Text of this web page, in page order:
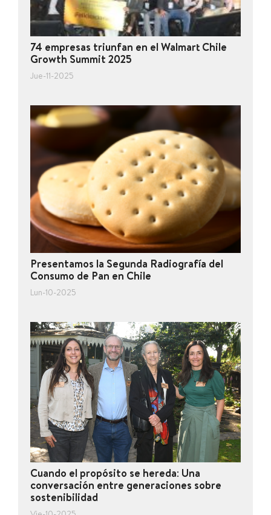
74 empresas triunfan en el Walmart Chile
Growth Summit 2025
Jue-11-2025
Presentamos la Segunda Radiografía del
Consumo de Pan en Chile
Lun-10-2025
Cuando el propósito se hereda: Una
conversación entre generaciones sobre
sostenibilidad